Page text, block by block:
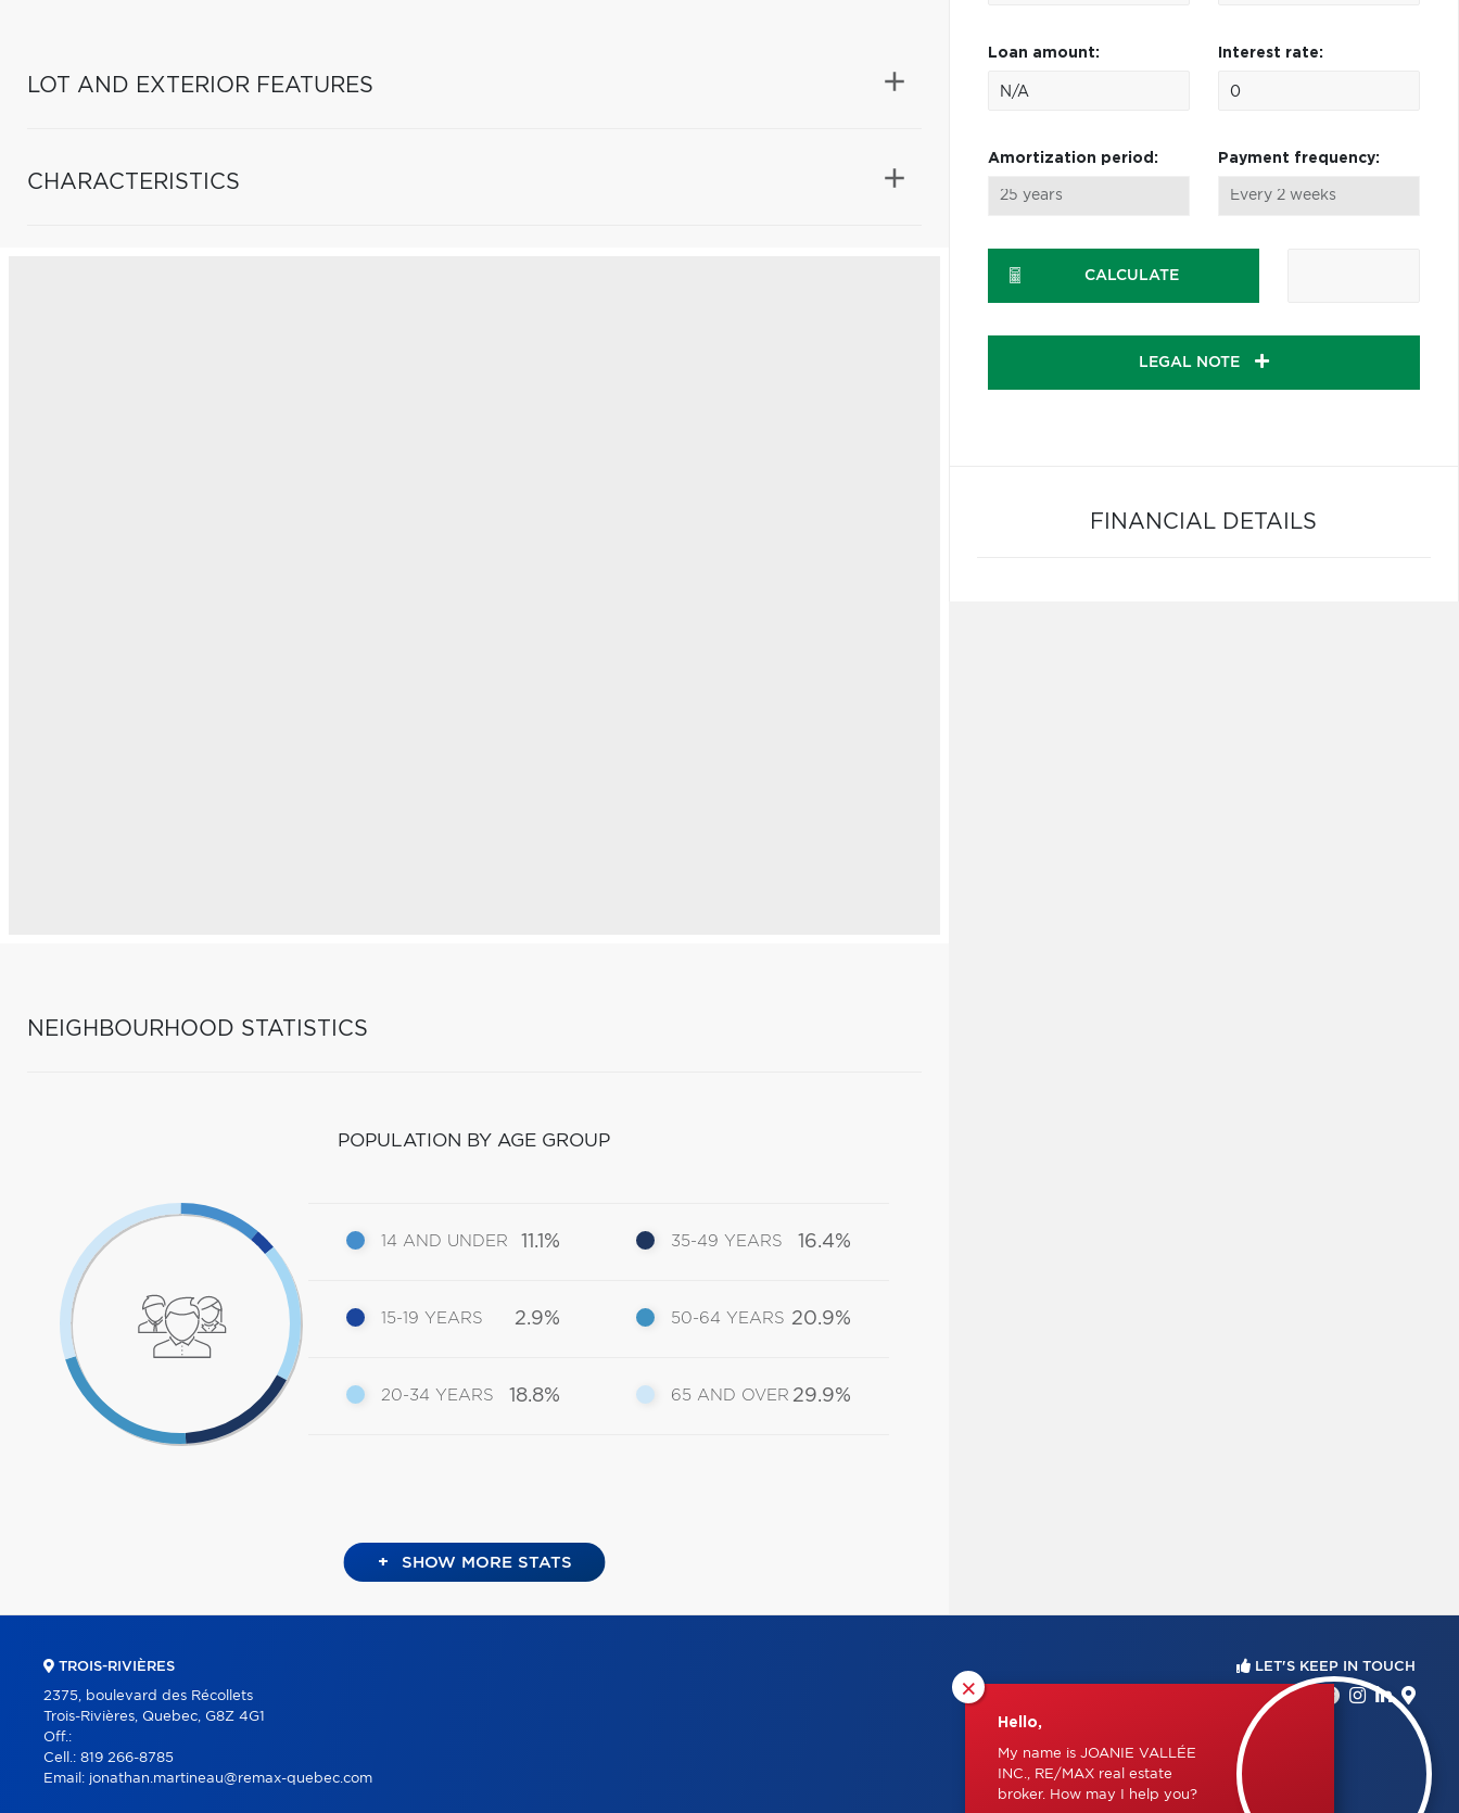
LOT AND EXTERIOR FEATURES
CHARACTERISTICS
NEIGHBOURHOOD STATISTICS
POPULATION BY AGE GROUP
14 AND UNDER 11.1%
15-19 YEARS 2.9%
20-34 YEARS 18.8%
35-49 YEARS 16.4%
50-64 YEARS 20.9%
65 AND OVER 29.9%
+ SHOW MORE STATS
Loan amount: Interest rate:
Amortization period: Payment frequency:
CALCULATE
LEGAL NOTE
FINANCIAL DETAILS
×
Hello,
My name is JOANIE VALLÉE
INC., RE/MAX real estate
broker. How may I help you?
TROIS-RIVIÈRES
2375, boulevard des Récollets
Trois-Rivières, Quebec, G8Z 4G1
Off.:
Cell.: 819 266-8785
Email: jonathan.martineau@remax-quebec.com
LET'S KEEP IN TOUCH